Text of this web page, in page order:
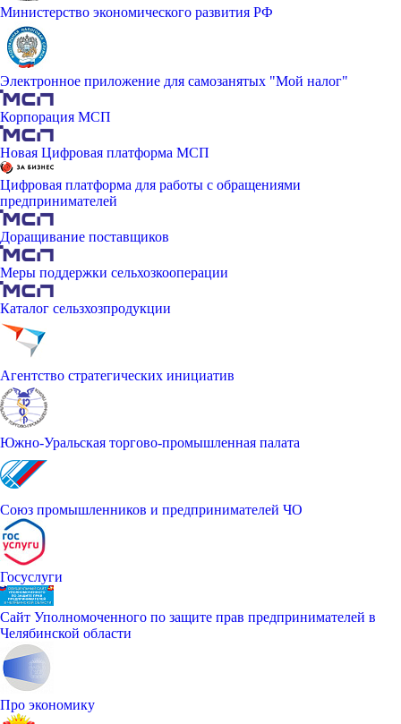
Министерство экономического развития РФ
Электронное приложение для самозанятых "Мой налог"
Корпорация МСП
Новая Цифровая платформа МСП
Цифровая платформа для работы с обращениями
предпринимателей
Доращивание поставщиков
Меры поддержки сельхозкооперации
Каталог сельзхозпродукции
Агентство стратегических инициатив
Южно-Уральская торгово-промышленная палата
Союз промышленников и предпринимателей ЧО
Госуслуги
Сайт Уполномоченного по защите прав предпринимателей в
Челябинской области
Про экономику